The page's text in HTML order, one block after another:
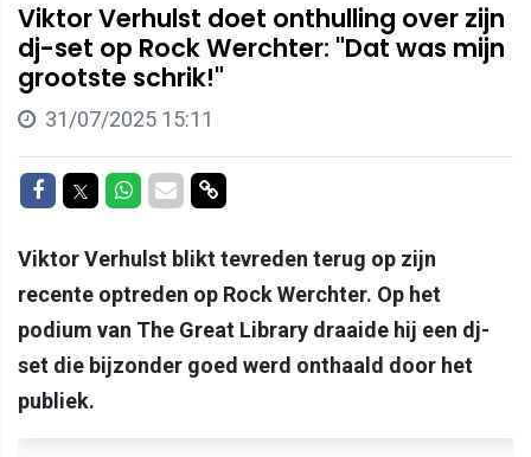
Viktor Verhulst doet onthulling over zijn
dj-set op Rock Werchter: "Dat was mijn
grootste schrik!"
31/07/2025 15:11
Delen op Facebook
Delen op Twitter
Delen op Whatsapp
Delen via Mail
Delen via link
Viktor Verhulst blikt tevreden terug op zijn
recente optreden op Rock Werchter. Op het
podium van The Great Library draaide hij een dj-
set die bijzonder goed werd onthaald door het
publiek.